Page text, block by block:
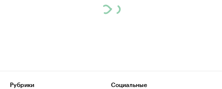
Рубрики
Социальные